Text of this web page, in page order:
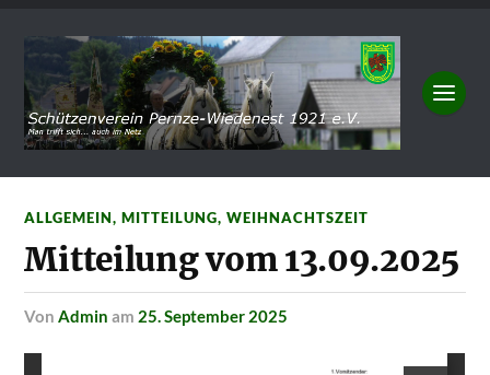
ALLGEMEIN,MITTEILUNG,WEIHNACHTSZEIT
Mitteilung vom 13.09.2025
vonAdmin am 25. September 2025